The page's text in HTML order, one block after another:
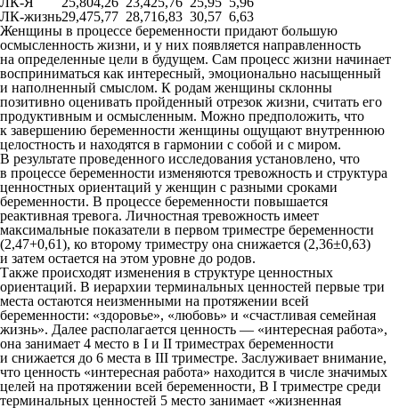
ЛК-жизнь29,475,77 28,716,83 30,57 6,63
Женщины в процессе беременности придают большую
осмысленность жизни, и у них появляется направленность
на определенные цели в будущем. Сам процесс жизни начинает
восприниматься как интересный, эмоционально насыщенный
и наполненный смыслом. К родам женщины склонны
позитивно оценивать пройденный отрезок жизни, считать его
продуктивным и осмысленным. Можно предположить, что
к завершению беременности женщины ощущают внутреннюю
целостность и находятся в гармонии с собой и с миром.
В результате проведенного исследования установлено, что
в процессе беременности изменяются тревожность и структура
ценностных ориентаций у женщин с разными сроками
беременности. В процессе беременности повышается
реактивная тревога. Личностная тревожность имеет
максимальные показатели в первом триместре беременности
(2,47+0,61), ко второму триместру она снижается (2,36±0,63)
и затем остается на этом уровне до родов.
Также происходят изменения в структуре ценностных
ориентаций. В иерархии терминальных ценностей первые три
места остаются неизменными на протяжении всей
беременности: «здоровье», «любовь» и «счастливая семейная
жизнь». Далее располагается ценность — «интересная работа»,
она занимает 4 место в I и II триместрах беременности
и снижается до 6 места в III триместре. Заслуживает внимание,
что ценность «интересная работа» находится в числе значимых
целей на протяжении всей беременности, В I триместре среди
терминальных ценностей 5 место занимает «жизненная